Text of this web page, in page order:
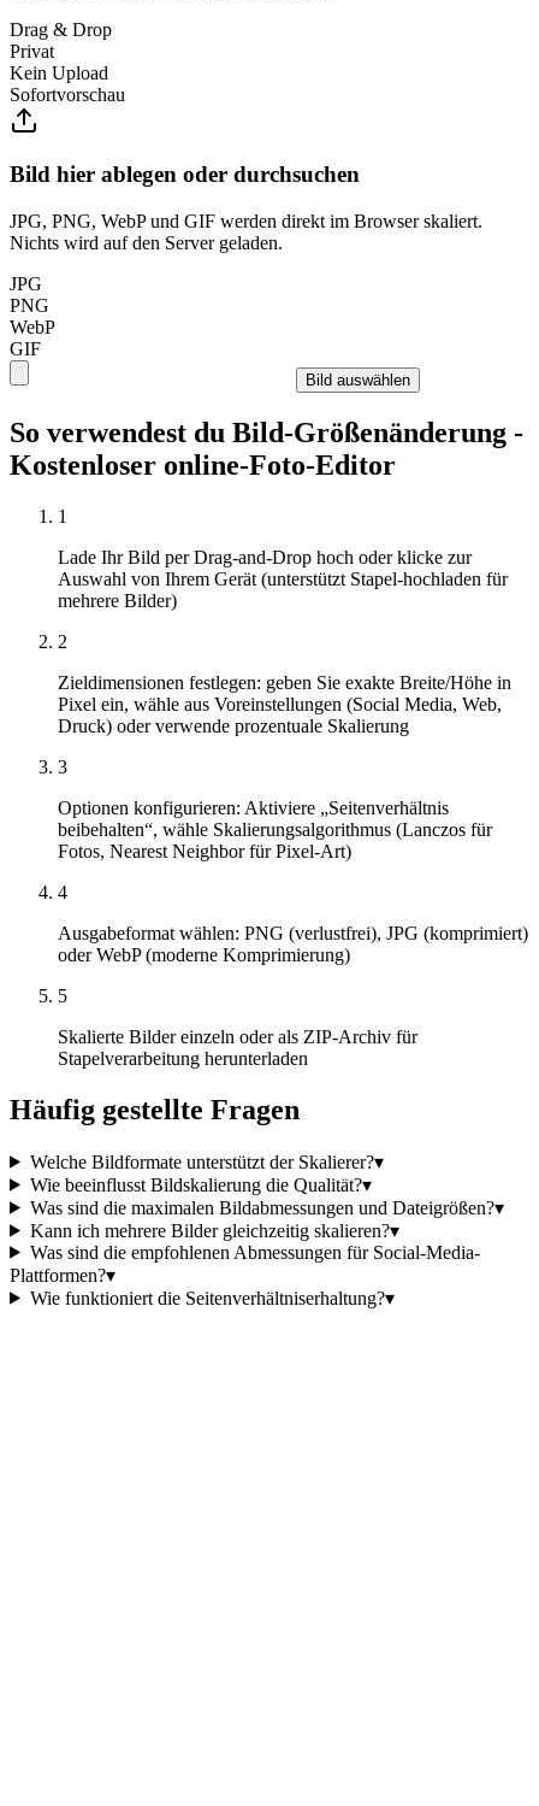
Drag & Drop
Privat
Kein Upload
Sofortvorschau
Bild hier ablegen oder durchsuchen
JPG, PNG, WebP und GIF werden direkt im Browser skaliert.
Nichts wird auf den Server geladen.
JPG
PNG
WebP
GIF
Bild auswählen
So verwendest du Bild-Größenänderung -
Kostenloser online-Foto-Editor
1
Lade Ihr Bild per Drag-and-Drop hoch oder klicke zur
Auswahl von Ihrem Gerät (unterstützt Stapel-hochladen für
mehrere Bilder)
2
Zieldimensionen festlegen: geben Sie exakte Breite/Höhe in
Pixel ein, wähle aus Voreinstellungen (Social Media, Web,
Druck) oder verwende prozentuale Skalierung
3
Optionen konfigurieren: Aktiviere „Seitenverhältnis
beibehalten“, wähle Skalierungsalgorithmus (Lanczos für
Fotos, Nearest Neighbor für Pixel-Art)
4
Ausgabeformat wählen: PNG (verlustfrei), JPG (komprimiert)
oder WebP (moderne Komprimierung)
5
Skalierte Bilder einzeln oder als ZIP-Archiv für
Stapelverarbeitung herunterladen
Häufig gestellte Fragen
Welche Bildformate unterstützt der Skalierer?▾
Wie beeinflusst Bildskalierung die Qualität?▾
Was sind die maximalen Bildabmessungen und Dateigrößen?▾
Kann ich mehrere Bilder gleichzeitig skalieren?▾
Was sind die empfohlenen Abmessungen für Social-Media-
Plattformen?▾
Wie funktioniert die Seitenverhältniserhaltung?▾